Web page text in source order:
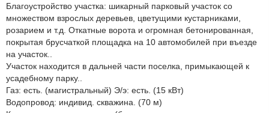
Благоустройство участка: шикарный парковый участок со
множеством взрослых деревьев, цветущими кустарниками,
розарием и т.д. Откатные ворота и огромная бетонированная,
покрытая брусчаткой площадка на 10 автомобилей при въезде
на участок..
Участок находится в дальней части поселка, примыкающей к
усадебному парку..
Газ: есть. (магистральный) Э/э: есть. (15 кВт)
Водопровод: индивид. скважина. (70 м)